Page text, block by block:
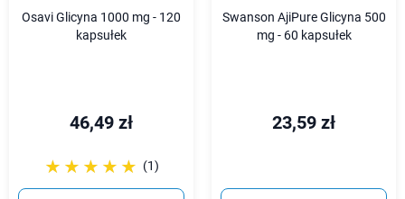
Osavi Glicyna 1000 mg - 120
kapsułek
46,49 zł
☆☆☆☆☆
★★★★★ (1)
Swanson AjiPure Glicyna 500
mg - 60 kapsułek
23,59 zł